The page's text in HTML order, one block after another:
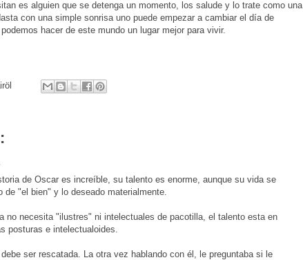
es alguien que se detenga un momento, los salude y lo trate como una
con una simple sonrisa uno puede empezar a cambiar el día de
hacer de este mundo un lugar mejor para vivir.
de Oscar es increíble, su talento es enorme, aunque su vida se
de "el bien" y lo deseado materialmente.
no necesita "ilustres" ni intelectuales de pacotilla, el talento esta en
posturas e intelectualoides.
ser rescatada. La otra vez hablando con él, le preguntaba si le